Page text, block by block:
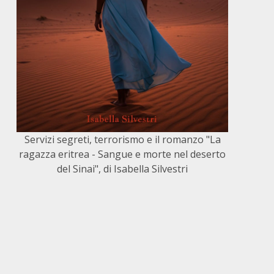
Servizi segreti, terrorismo e il romanzo "La
ragazza eritrea - Sangue e morte nel deserto
del Sinai", di Isabella Silvestri